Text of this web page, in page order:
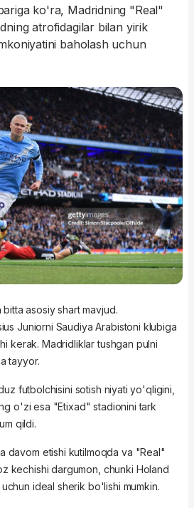
ko'ra, Madridning "Real"
atrofidagilar bilan yirik
baholash uchun
asosiy shart mavjud.
Juniorni Saudiya Arabistoni klubiga
kerak. Madridliklar tushgan pulni
tayyor.
futbolchisini sotish niyati yo'qligini,
o'zi esa "Etixad" stadionini tark
qildi.
davom etishi kutilmoqda va "Real"
kechishi dargumon, chunki Holand
ideal sherik bo'lishi mumkin.